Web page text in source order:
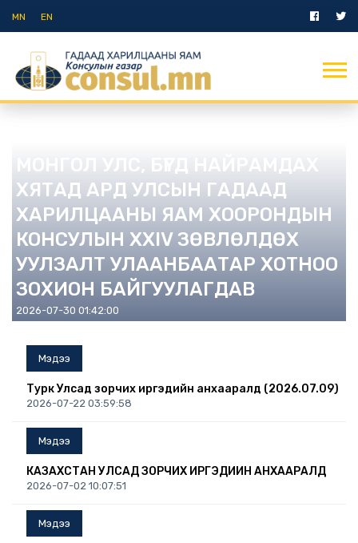
MN EN
МОНГОЛ УЛС, БҮГД НАЙРАМДАХ
ХЯТАД АРД УЛСЫН ГАДААД
ХАРИЛЦААНЫ ЯАМ ХООРОНДЫН
КОНСУЛЫН XXIV ЗӨВЛӨЛДӨХ
УУЛЗАЛТ УЛААНБААТАР ХОТНОО
ЗОХИОН БАЙГУУЛАГДАВ
2026-07-30 01:42:00
Мэдээ
Турк Улсад зорчих иргэдийн анхааралд (2026.07.09)
2026-07-22 03:59:58
Мэдээ
КАЗАХСТАН УЛСАД ЗОРЧИХ ИРГЭДИЙН АНХААРАЛД
2026-07-02 10:07:51
Мэдээ